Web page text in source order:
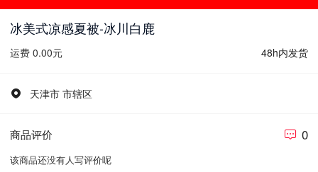
冰美式凉感夏被-冰川白鹿
运费 0.00元 48h内发货
天津市 市辖区
商品评价 0
该商品还没有人写评价呢